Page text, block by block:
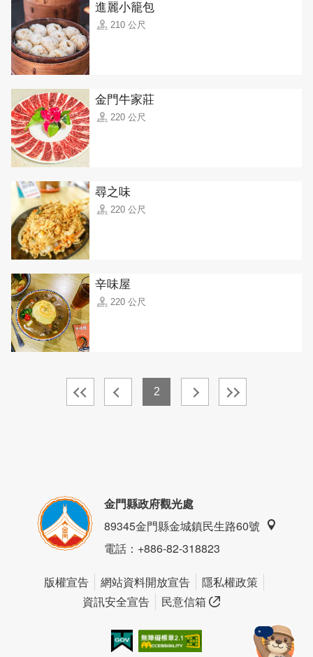
進麗小籠包
210 公尺
金門牛家莊
220 公尺
尋之味
220 公尺
辛味屋
220 公尺
2
金門縣政府觀光處
89345金門縣金城鎮民生路60號
電話：+886-82-318823
版權宣告 網站資料開放宣告
隱私權政策
資訊安全宣告
民意信箱